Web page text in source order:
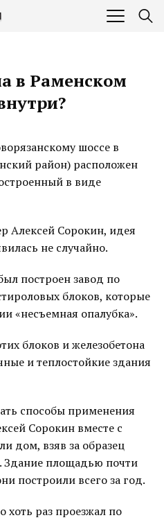
в Раменском
шоссе в
район) расположен
в виде
Алексей Сорокин, идея
не случайно.
построен завод по
блоков, которые
«несъемная опалубка».
блоков и железобетона
и теплостойкие здания
способы применения
Сорокин вместе с
дом, взяв за образец
Здание площадью почти
построили всего за год.
хоть раз проезжал по